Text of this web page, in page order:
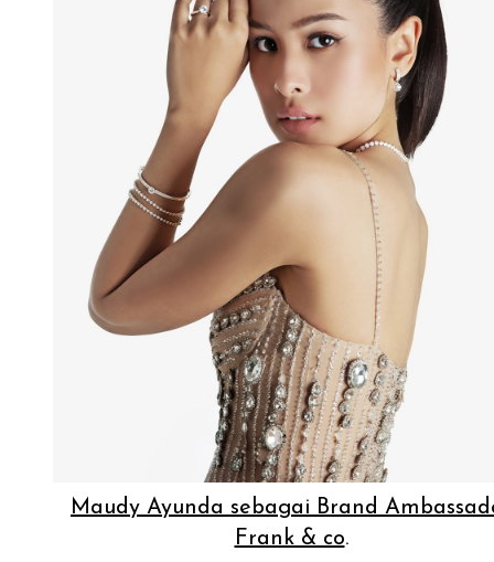
Maudy Ayunda sebagai Brand
Frank & co.